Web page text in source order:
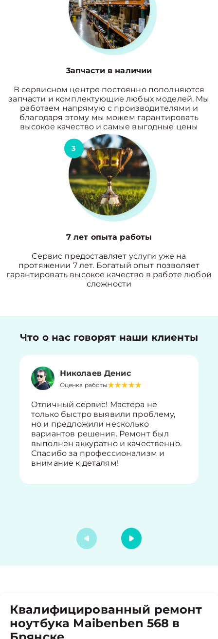
3апчасти в наличии
В сервисном центре постоянно пополняются
запчасти и комплектующие любых моделей. Мы
работаем напрямую с производителями и
благодаря этому мы можем гарантировать
высокое качество и самые выгодные цены
3
7 лет опыта работы
Сервис предоставляет услуги уже на
протяжении 7 лет. Богатый опыт позволяет
гарантировать высокое качество в работе любой
сложности
Что о нас говорят наши клиенты
Николаев Денис
Оценка работы
Отличный сервис! Мастера не
только быстро выявили проблему,
но и предложили несколько
вариантов решения. Ремонт был
выполнен аккуратно и качественно.
Спасибо за профессионализм и
внимание к деталям!
Квалифицированный ремонт
ноутбука Maibenben 568 в